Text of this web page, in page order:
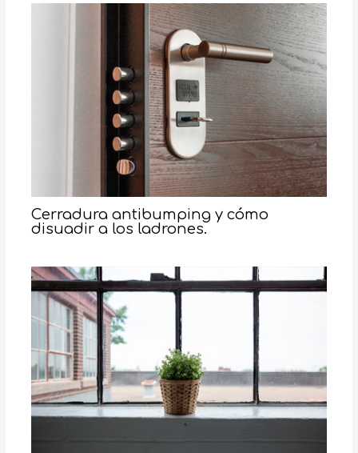
Cerradura antibumping y cómo
disuadir a los ladrones.